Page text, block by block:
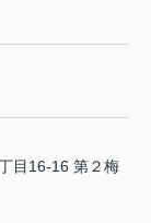
目16-16 第２梅